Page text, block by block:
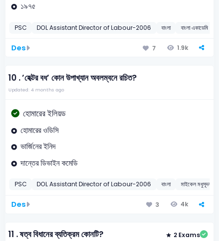
১৯৭৫
PSC DOL Assistant Director of Labour-2006 বাংলা বাংলা একাডেমি
Des 7 1.9k
10 .’হেক্টর বধ’ কোন উপাখ্যান অবলম্বনে রচিত?
Updated: 4 months ago
হোমারের ইলিয়ড
হোমারের ওডিসি
ভার্জিনের ইনিদ
দান্তের ডিভাইন কমেডি
PSC DOL Assistant Director of Labour-2006 বাংলা মাইকেল মধুসূদন
Des 3 4k
11 .ষত্ব বিধানের ব্যতিক্রম কোনটি? 2 Exams